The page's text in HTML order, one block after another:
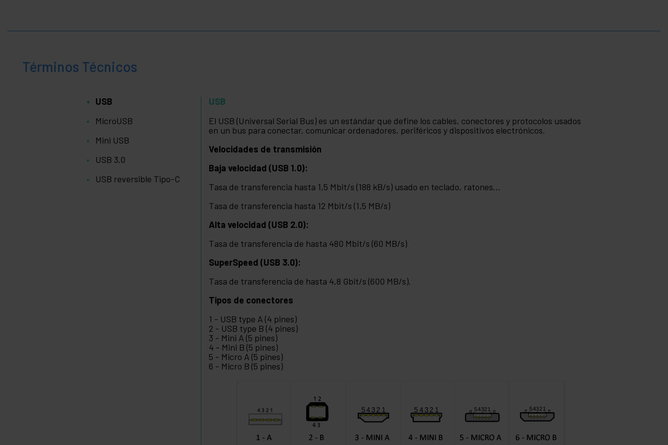
Términos Técnicos
USB
MicroUSB
Mini USB
USB 3.0
USB reversible Tipo-C
USB
El USB (Universal Serial Bus) es un estándar que define los cables, conectores y protocolos usados
en un bus para conectar, comunicar ordenadores, periféricos y dispositivos electrónicos.
Velocidades de transmisión
Baja velocidad (USB 1.0):
Tasa de transferencia hasta 1,5 Mbit/s (188 kB/s) usado en teclado, ratones...
Tasa de transferencia hasta 12 Mbit/s (1,5 MB/s)
Alta velocidad (USB 2.0):
Tasa de transferencia de hasta 480 Mbit/s (60 MB/s)
SuperSpeed (USB 3.0):
Tasa de transferencia de hasta 4,8 Gbit/s (600 MB/s).
Tipos de conectores
1 - USB type A (4 pines)
2 - USB type B (4 pines)
3 - Mini A (5 pines)
4 - Mini B (5 pines)
5 - Micro A (5 pines)
6 - Micro B (5 pines)